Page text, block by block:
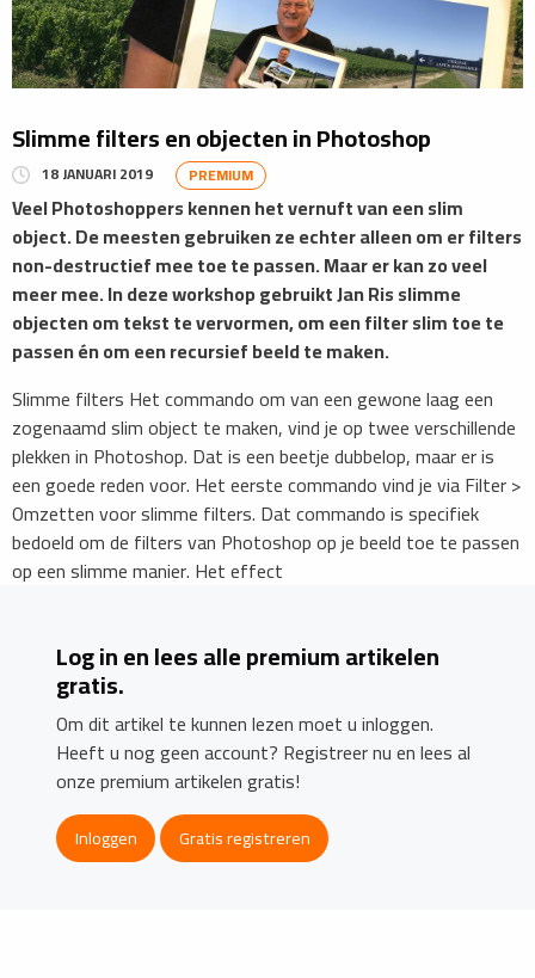
Slimme filters en objecten in Photoshop
18 JANUARI 2019 PREMIUM
Veel Photoshoppers kennen het vernuft van een slim
object. De meesten gebruiken ze echter alleen om er filters
non-destructief mee toe te passen. Maar er kan zo veel
meer mee. In deze workshop gebruikt Jan Ris slimme
objecten om tekst te vervormen, om een filter slim toe te
passen én om een recursief beeld te maken.
Slimme filters Het commando om van een gewone laag een
zogenaamd slim object te maken, vind je op twee verschillende
plekken in Photoshop. Dat is een beetje dubbelop, maar er is
een goede reden voor. Het eerste commando vind je via Filter >
Omzetten voor slimme filters. Dat commando is specifiek
bedoeld om de filters van Photoshop op je beeld toe te passen
op een slimme manier. Het effect
Log in en lees alle premium artikelen
gratis.
Om dit artikel te kunnen lezen moet u inloggen.
Heeft u nog geen account? Registreer nu en lees al
onze premium artikelen gratis!
Inloggen Gratis registreren